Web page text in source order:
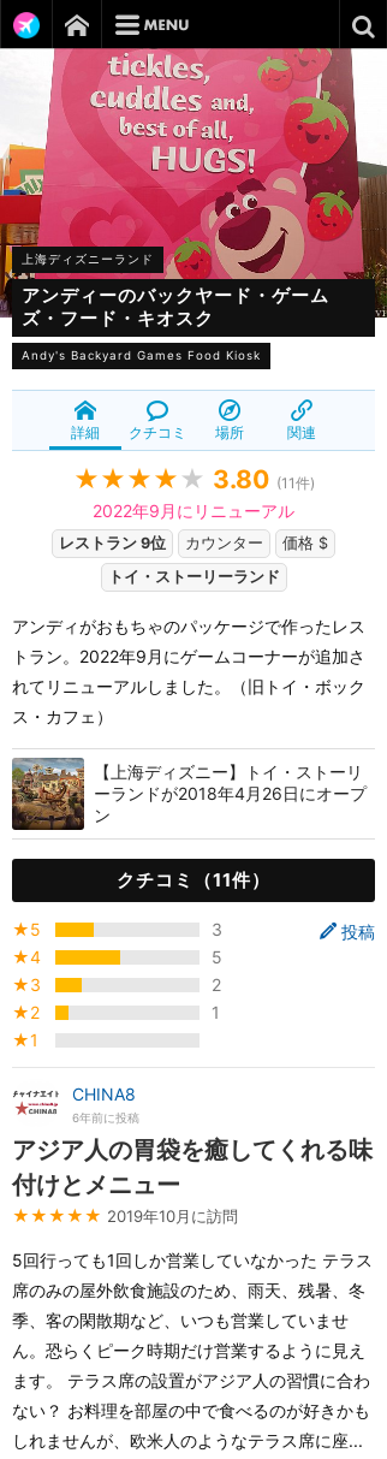
上海ディズニーランド
アンディーのバックヤード・ゲーム
ズ・フード・キオスク
Andy's Backyard Games Food Kiosk
詳細 クチコミ 場所 関連
★★★★ ★ 3.80 (11件)
2022年9月にリニューアル
レストラン 9位 カウンター
価格 $
トイ・ストーリーランド
アンディがおもちゃのパッケージで作ったレス
トラン。2022年9月にゲームコーナーが追加さ
れてリニューアルしました。（旧トイ・ボック
ス・カフェ）
【上海ディズニー】トイ・ストーリ
ーランドが2018年4月26日にオープ
ン
クチコミ（11件）
投稿
★5
3
★4
5
★3
2
★2
1
★1
CHINA8
6年前に投稿
アジア人の胃袋を癒してくれる味
付けとメニュー
★★★★★ 2019年10月に訪問
5回行っても1回しか営業していなかった テラス
席のみの屋外飲食施設のため、雨天、残暑、冬
季、客の閑散期など、いつも営業していませ
ん。恐らくピーク時期だけ営業するように見え
ます。 テラス席の設置がアジア人の習慣に合わ
ない？ お料理を部屋の中で食べるのが好きかも
しれませんが、欧米人のようなテラス席に座...